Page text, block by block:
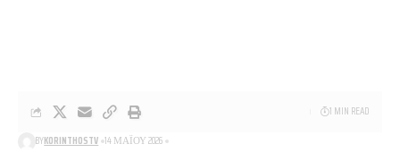
BYKORINTHOSTV 14 ΜΑΪ́ΟΥ 2026
1 MIN READ